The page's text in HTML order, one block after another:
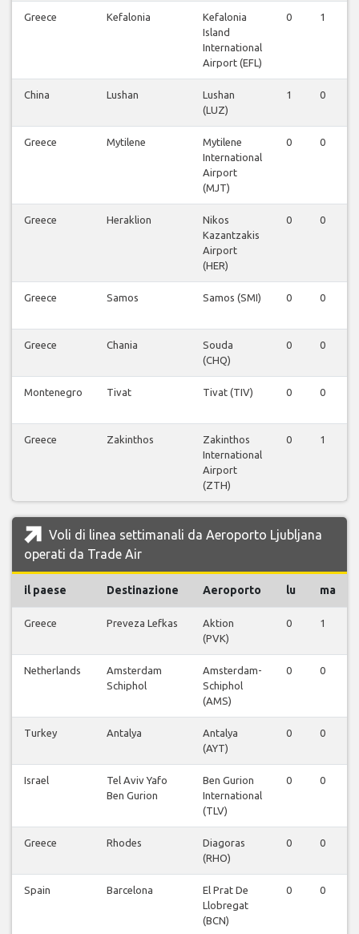
Greece Kefalonia
Kefalonia
Island
International
Airport (EFL)
0 1
China Lushan
Lushan
(LUZ)
1 0
Greece Mytilene
Mytilene
International
Airport
(MJT)
0 0
Greece Heraklion
Nikos
Kazantzakis
Airport
(HER)
0 0
Greece Samos Samos (SMI) 0 0
Greece Chania
Souda
(CHQ)
0 0
Montenegro Tivat Tivat (TIV) 0 0
Greece Zakinthos
Zakinthos
International
Airport
(ZTH)
0 1
Voli di linea settimanali da Aeroporto Ljubljana
operati da Trade Air
il paese Destinazione Aeroporto lu ma
Greece Preveza Lefkas
Aktion
(PVK)
0 1
Netherlands
Amsterdam
Schiphol
Amsterdam-
Schiphol
(AMS)
0 0
Turkey Antalya
Antalya
(AYT)
0 0
Israel
Tel Aviv Yafo
Ben Gurion
Ben Gurion
International
(TLV)
0 0
Greece Rhodes
Diagoras
(RHO)
0 0
Spain Barcelona
El Prat De
Llobregat
(BCN)
0 0